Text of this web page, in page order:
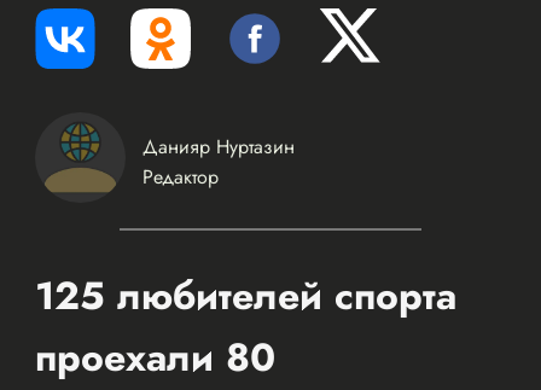
Данияр Нуртазин
Редактор
125 любителей спорта
проехали 80